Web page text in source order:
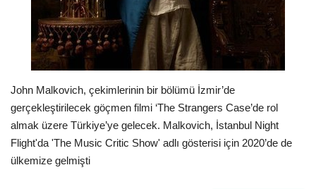
Videolar
İş & Ekonomi
Firma Rehberi
Pazaryeri
Kültür - Sanat
John Malkovich, çekimlerinin bir bölümü İzmir’de
gerçekleştirilecek göçmen filmi ‘The Strangers Case’de rol
almak üzere Türkiye’ye gelecek. Malkovich, İstanbul Night
Flight'da 'The Music Critic Show' adlı gösterisi için 2020’de de
ülkemize gelmişti